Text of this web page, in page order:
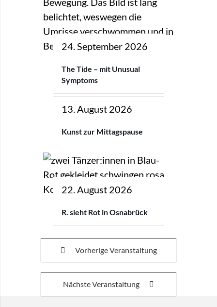
24. September 2026
The Tide – mit Unusual
Symptoms
13. August 2026
Kunst zur Mittagspause
22. August 2026
R. sieht Rot in Osnabrück
Vorherige Veranstaltung
Nächste Veranstaltung